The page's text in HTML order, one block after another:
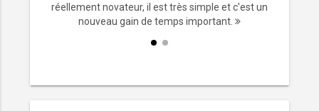
réellement novateur, il est très simple et c'est un
nouveau gain de temps important.